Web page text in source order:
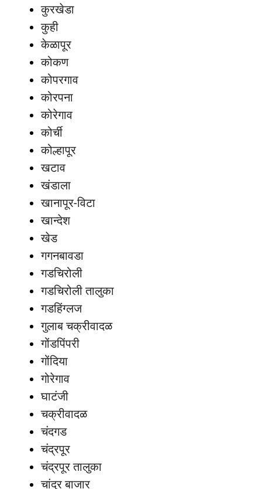
कुरखेडा
कुही
केळापूर
कोकण
कोपरगाव
कोरपना
कोरेगाव
कोर्ची
कोल्हापूर
खटाव
खंडाला
खानापूर-विटा
खान्देश
खेड
गगनबावडा
गडचिरोली
गडचिरोली तालुका
गडहिंग्लज
गुलाब चक्रीवादळ
गोंडपिंपरी
गोंदिया
गोरेगाव
घाटंजी
चक्रीवादळ
चंदगड
चंद्रपूर
चंद्रपूर तालुका
चांदुर बाजार